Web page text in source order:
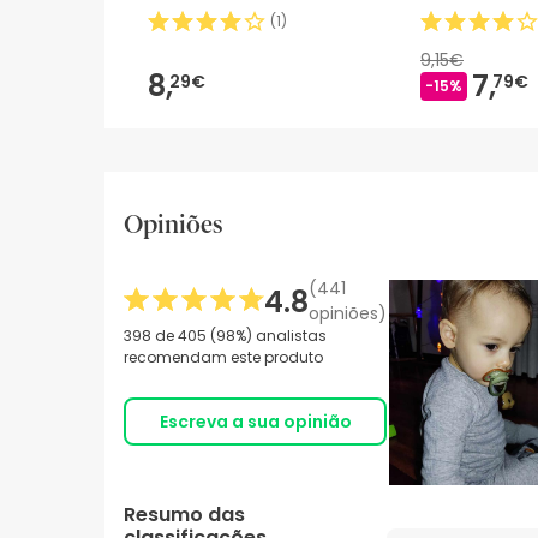
(1)
8,29€
9,15€
-15% 7,79€
Opiniões
Resumo das
4.8(441
opiniões)
398 de 405 (98%) analistas
recomendam este produto
Escreva a sua opinião